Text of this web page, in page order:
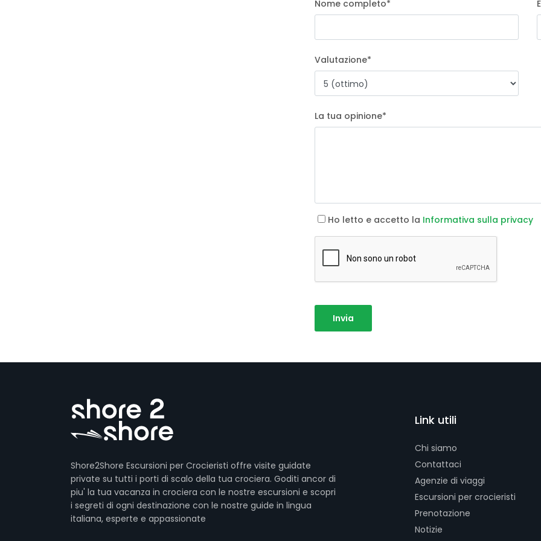
Nome completo*
Valutazione*
La tua opinione*
Ho letto e accetto la Informativa sulla privacy
Shore2Shore Escursioni per Crocieristi offre visite guidate
private su tutti i porti di scalo della tua crociera. Goditi ancor di
piu' la tua vacanza in crociera con le nostre escursioni e scopri
i segreti di ogni destinazione con le nostre guide in lingua
italiana, esperte e appassionate
Link utili
Chi siamo
Contattaci
Agenzie di viaggi
Escursioni per crocieristi
Prenotazione
Notizie